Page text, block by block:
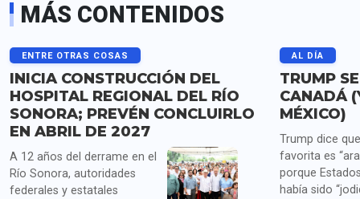
MÁS CONTENIDOS
ENTRE OTRAS COSAS
INICIA CONSTRUCCIÓN DEL
HOSPITAL REGIONAL DEL RÍO
SONORA; PREVÉN CONCLUIRLO
EN ABRIL DE 2027
A 12 años del derrame en el
Río Sonora, autoridades
federales y estatales
AL DÍA
TRUMP
CANADÁ
MÉXICO)
Trump dice
favorita es
porque
había sido